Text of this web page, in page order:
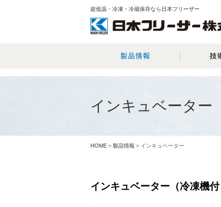
超低温・冷凍・冷蔵保存なら日本フリーザー
インキュベーター
HOME > 製品情報 > インキュベーター
インキュベーター（冷凍機付